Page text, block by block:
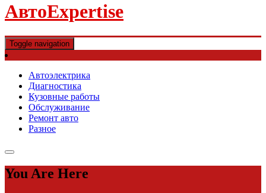
АвтоExpertise
Toggle navigation
Автоэлектрика
Диагностика
Кузовные работы
Обслуживание
Ремонт авто
Разное
You Are Here